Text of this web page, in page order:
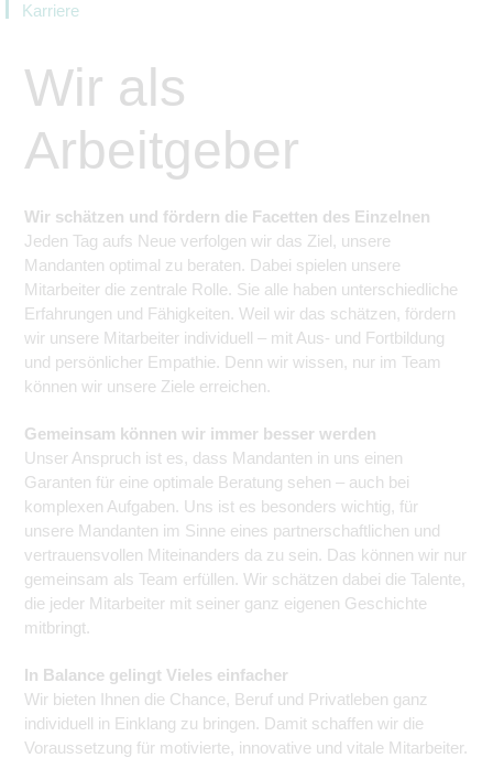
Karriere
Wir als
Arbeitgeber
Wir schätzen und fördern die Facetten des Einzelnen
Jeden Tag aufs Neue verfolgen wir das Ziel, unsere
Mandanten optimal zu beraten. Dabei spielen unsere
Mitarbeiter die zentrale Rolle. Sie alle haben unterschiedliche
Erfahrungen und Fähigkeiten. Weil wir das schätzen, fördern
wir unsere Mitarbeiter individuell – mit Aus- und Fortbildung
und persönlicher Empathie. Denn wir wissen, nur im Team
können wir unsere Ziele erreichen.
Gemeinsam können wir immer besser werden
Unser Anspruch ist es, dass Mandanten in uns einen
Garanten für eine optimale Beratung sehen – auch bei
komplexen Aufgaben. Uns ist es besonders wichtig, für
unsere Mandanten im Sinne eines partnerschaftlichen und
vertrauensvollen Miteinanders da zu sein. Das können wir nur
gemeinsam als Team erfüllen. Wir schätzen dabei die Talente,
die jeder Mitarbeiter mit seiner ganz eigenen Geschichte
mitbringt.
In Balance gelingt Vieles einfacher
Wir bieten Ihnen die Chance, Beruf und Privatleben ganz
individuell in Einklang zu bringen. Damit schaffen wir die
Voraussetzung für motivierte, innovative und vitale Mitarbeiter.